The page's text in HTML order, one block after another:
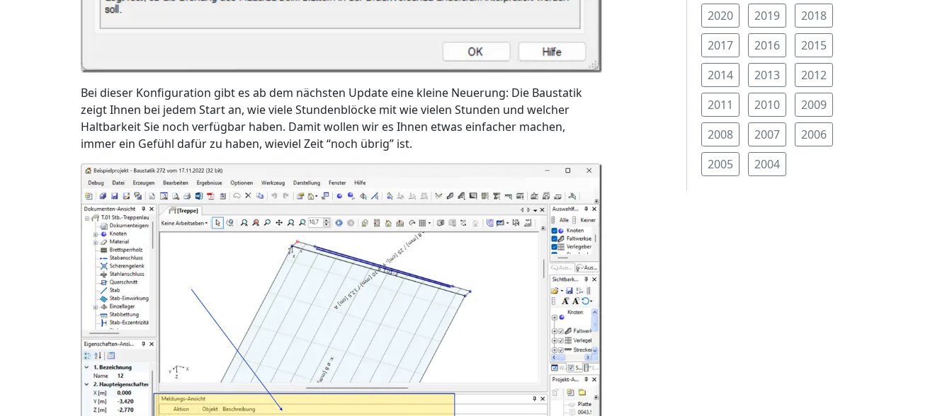
Bei dieser Konfiguration gibt es ab dem nächsten Update eine kleine Neuerung: Die Baustatik
zeigt Ihnen bei jedem Start an, wie viele Stundenblöcke mit wie vielen Stunden und welcher
Haltbarkeit Sie noch verfügbar haben. Damit wollen wir es Ihnen etwas einfacher machen,
immer ein Gefühl dafür zu haben, wieviel Zeit “noch übrig” ist.
2020
2019
2018
2017
2016
2015
2014
2013
2012
2011
2010
2009
2008
2007
2006
2005
2004